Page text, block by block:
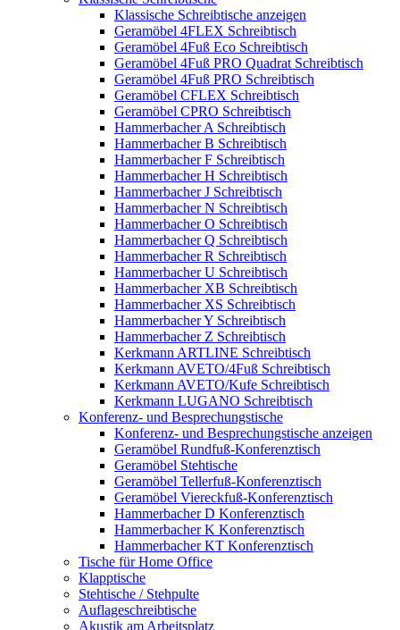
Klassische Schreibtische anzeigen
Geramöbel 4FLEX Schreibtisch
Geramöbel 4Fuß Eco Schreibtisch
Geramöbel 4Fuß PRO Quadrat Schreibtisch
Geramöbel 4Fuß PRO Schreibtisch
Geramöbel CFLEX Schreibtisch
Geramöbel CPRO Schreibtisch
Hammerbacher A Schreibtisch
Hammerbacher B Schreibtisch
Hammerbacher F Schreibtisch
Hammerbacher H Schreibtisch
Hammerbacher J Schreibtisch
Hammerbacher N Schreibtisch
Hammerbacher O Schreibtisch
Hammerbacher Q Schreibtisch
Hammerbacher R Schreibtisch
Hammerbacher U Schreibtisch
Hammerbacher XB Schreibtisch
Hammerbacher XS Schreibtisch
Hammerbacher Y Schreibtisch
Hammerbacher Z Schreibtisch
Kerkmann ARTLINE Schreibtisch
Kerkmann AVETO/4Fuß Schreibtisch
Kerkmann AVETO/Kufe Schreibtisch
Kerkmann LUGANO Schreibtisch
Konferenz- und Besprechungstische
Konferenz- und Besprechungstische anzeigen
Geramöbel Rundfuß-Konferenztisch
Geramöbel Stehtische
Geramöbel Tellerfuß-Konferenztisch
Geramöbel Viereckfuß-Konferenztisch
Hammerbacher D Konferenztisch
Hammerbacher K Konferenztisch
Hammerbacher KT Konferenztisch
Tische für Home Office
Klapptische
Stehtische / Stehpulte
Auflageschreibtische
Akustik am Arbeitsplatz